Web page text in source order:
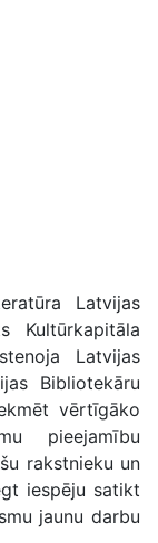
Latvijas
Kultūrkapitāla
Latvijas
Bibliotekāru
vērtīgāko
pieejamību
rakstnieku un
iespēju satikt
jaunu darbu